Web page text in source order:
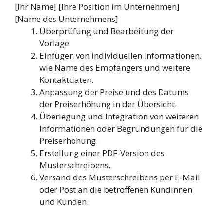
[Ihr Name] [Ihre Position im Unternehmen]
[Name des Unternehmens]
Überprüfung und Bearbeitung der
Vorlage
Einfügen von individuellen Informationen,
wie Name des Empfängers und weitere
Kontaktdaten.
Anpassung der Preise und des Datums
der Preiserhöhung in der Übersicht.
Überlegung und Integration von weiteren
Informationen oder Begründungen für die
Preiserhöhung.
Erstellung einer PDF-Version des
Musterschreibens.
Versand des Musterschreibens per E-Mail
oder Post an die betroffenen Kundinnen
und Kunden.